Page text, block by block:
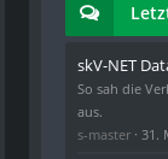
skV-NET
So sah die
aus.
s-master 31.